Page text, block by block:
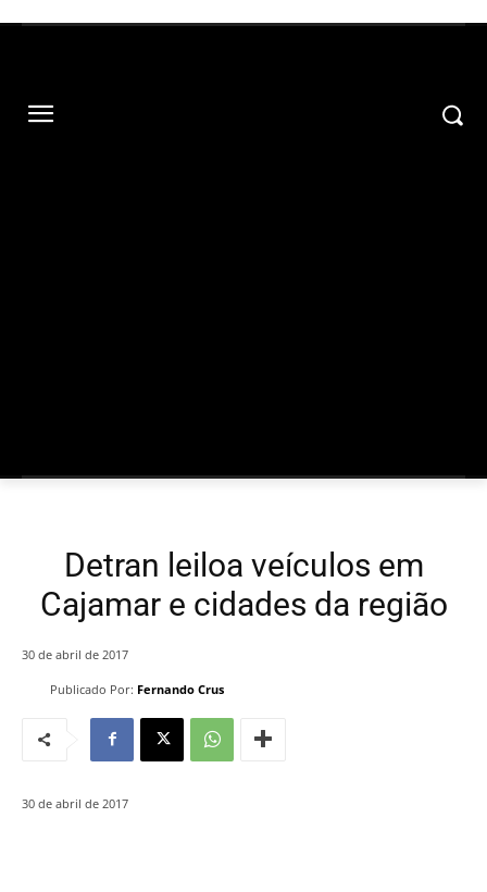
Detran leiloa veículos em
Cajamar e cidades da região
Publicado Por: Fernando Crus
30 de abril de 2017
30 de abril de 2017